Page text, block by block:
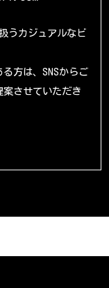
うカジュアルなビ
方は、SNSからご
させていただき